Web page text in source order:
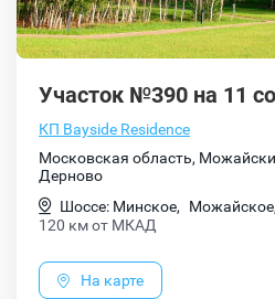
Участок №390 на 11
КП Bayside Residence
Московская область,
Дерново
Шоссе: Минское,
Можайское,
120 км от МКАД
На карте